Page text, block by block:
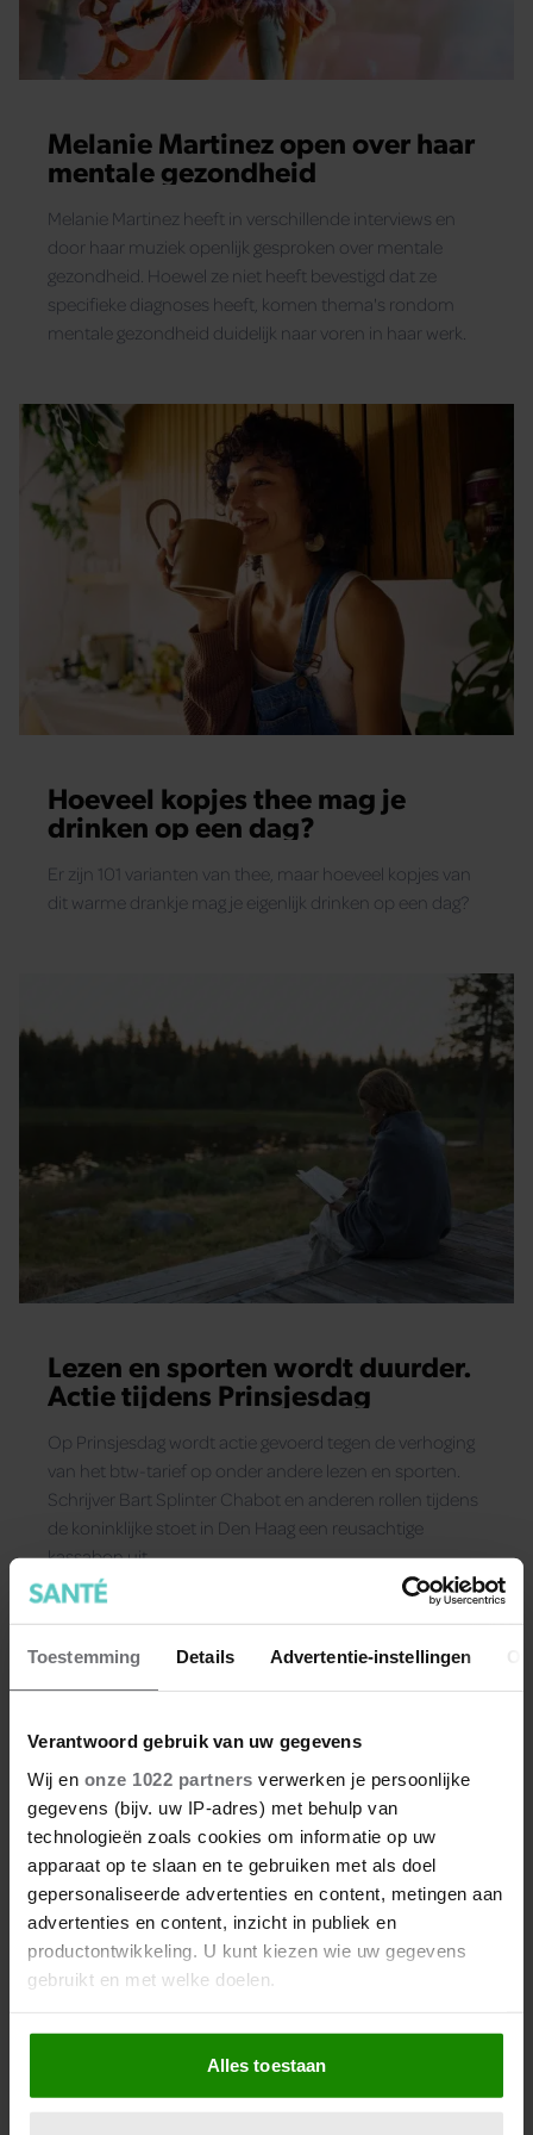
Toestemming Details Advertentie-instellingen
Verantwoord gebruik van uw gegevens
Wij en onze 1022 partners verwerken je persoonlijke
gegevens (bijv. uw IP-adres) met behulp van
technologieën zoals cookies om informatie op uw
apparaat op te slaan en te gebruiken met als doel
gepersonaliseerde advertenties en content, metingen aan
advertenties en content, inzicht in publiek en
productontwikkeling. U kunt kiezen wie uw gegevens
gebruikt en met welke doelen.
Als u het toestaat, willen we ook graag:
Informatie verzamelen over uw geografische
locatie, die tot een paar meter nauwkeurig kan zijn
Alles toestaan
Melanie Martinez open over haar
mentale gezondheid
Melanie Martinez heeft in verschillende interviews en
door haar muziek openlijk gesproken over mentale
gezondheid. Hoewel ze niet heeft bevestigd dat ze
specifieke diagnoses heeft, komen thema's rondom
mentale gezondheid duidelijk naar voren in haar werk.
Hoeveel kopjes thee mag je
drinken op een dag?
Er zijn 101 varianten van thee, maar hoeveel kopjes van
dit warme drankje mag je eigenlijk drinken op een dag?
Lezen en sporten wordt duurder.
Actie tijdens Prinsjesdag
Op Prinsjesdag wordt actie gevoerd tegen de verhoging
van het btw-tarief op onder andere lezen en sporten.
Schrijver Bart Splinter Chabot en anderen rollen tijdens
de koninklijke stoet in Den Haag een reusachtige
kassabon uit.
Ben jij klaar met diëten, maar wil je graag gezond blijven